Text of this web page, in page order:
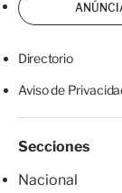
Directorio
Aviso de
Secciones
Nacional